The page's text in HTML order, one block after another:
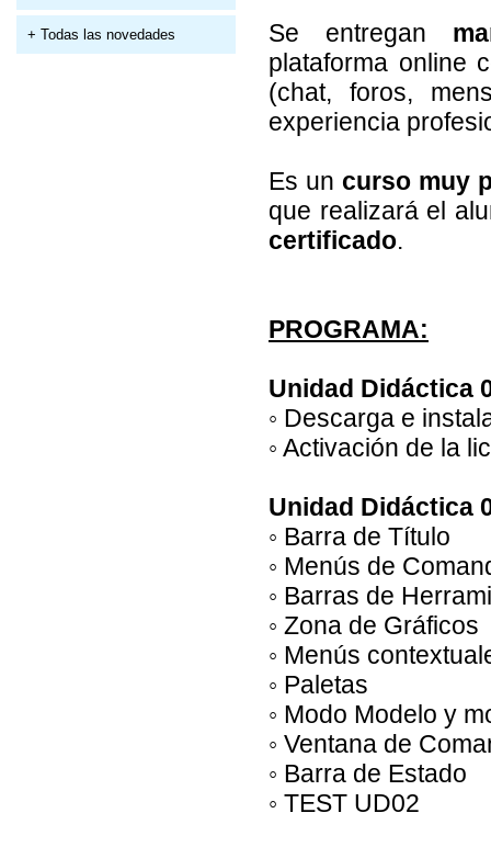
+ Todas las novedades Se entregan
plataforma online
(chat, foros,
experiencia
Es un curso muy
que realizará el
certificado.
PROGRAMA:
Unidad Didáctica
◦ Descarga e
◦ Activación de la
Unidad Didáctica
◦ Barra de Título
◦ Menús de
◦ Barras de
◦ Zona de Gráficos
◦ Menús
◦ Paletas
◦ Modo Modelo y
◦ Ventana de
◦ Barra de Estado
◦ TEST UD02